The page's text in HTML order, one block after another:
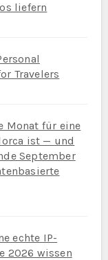
liefern
Travelers
Monat für eine
ist — und
September
echte IP-
2026 wissen